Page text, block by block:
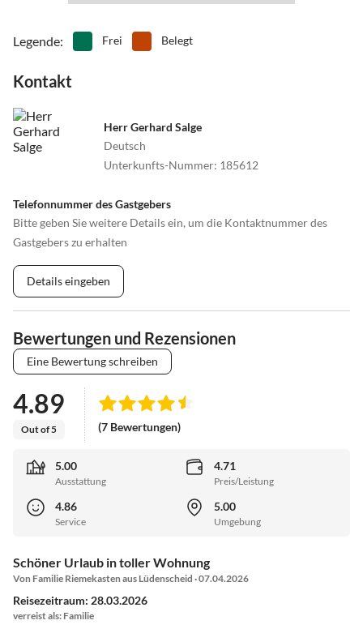
Legende: Frei Belegt
Kontakt
Herr Gerhard Salge
Deutsch
Unterkunfts-Nummer: 185612
Telefonnummer des Gastgebers
Bitte geben Sie weitere Details ein, um die Kontaktnummer des
Gastgebers zu erhalten
Details eingeben
Bewertungen und Rezensionen
Eine Bewertung schreiben
4.89
Out of 5 (7 Bewertungen)
5.00
Ausstattung
4.71
Preis/Leistung
4.86
Service
5.00
Umgebung
Schöner Urlaub in toller Wohnung
Von Familie Riemekasten aus Lüdenscheid · 07.04.2026
Reisezeitraum: 28.03.2026
verreist als: Familie